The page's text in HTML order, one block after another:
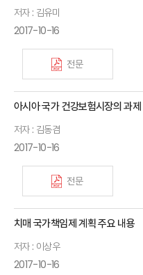
저자 : 김유미
2017-10-16
전문
아시아 국가 건강보험시장의 과제
저자 : 김동겸
2017-10-16
전문
치매 국가책임제 계획 주요 내용
저자 : 이상우
2017-10-16